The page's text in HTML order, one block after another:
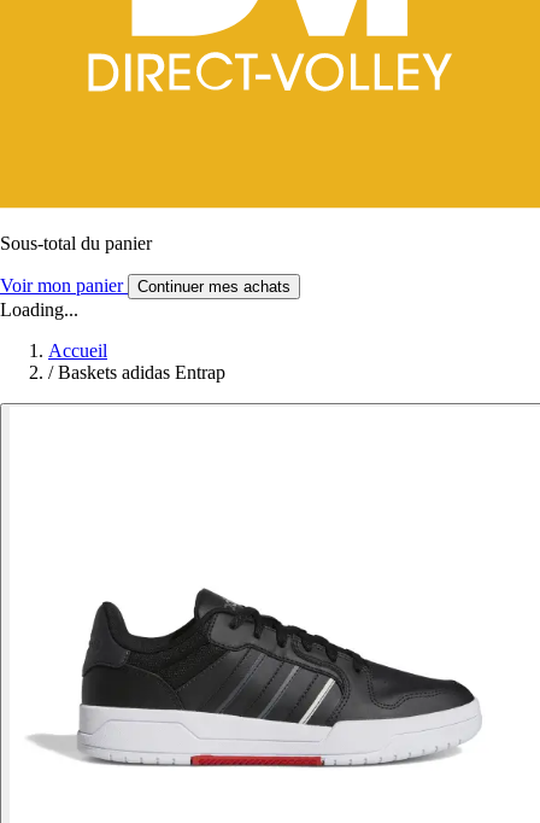
Sous-total du panier
Voir mon panier Continuer mes achats
Loading...
Accueil
/ Baskets adidas Entrap